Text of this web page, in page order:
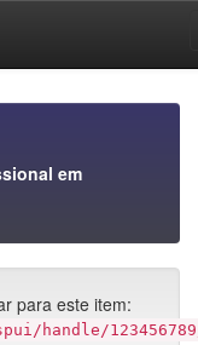
em
para este item:
handle/